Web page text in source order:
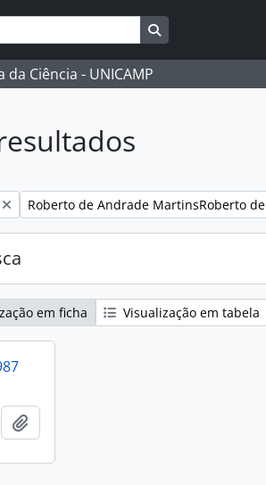
Ciência - UNICAMP
Remover filtro:
Roberto de Andrade MartinsRoberto de
em ficha Visualização em tabela